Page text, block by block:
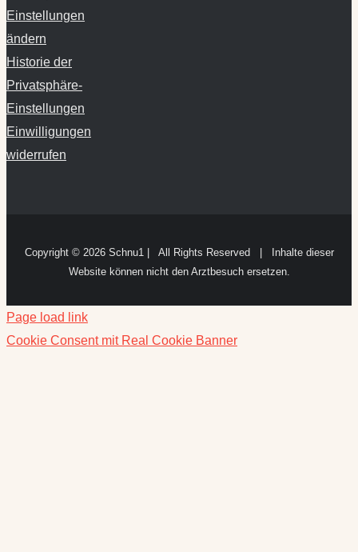
Einstellungen
ändern
Historie der
Privatsphäre-
Einstellungen
Einwilligungen
widerrufen
Copyright © 2026 Schnu1 | All Rights Reserved | Inhalte dieser
Website können nicht den Arztbesuch ersetzen.
Page load link
Cookie Consent mit Real Cookie Banner